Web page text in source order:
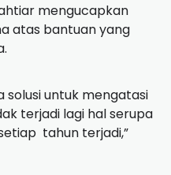
mengucapkan
atas bantuan yang
solusi untuk mengatasi
terjadi lagi hal serupa
tahun terjadi,”